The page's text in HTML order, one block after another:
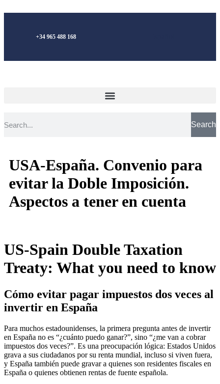
+34 965 488 168
Search
USA-España. Convenio para
evitar la Doble Imposición.
Aspectos a tener en cuenta
US-Spain Double Taxation
Treaty: What you need to know
Cómo evitar pagar impuestos dos veces al
invertir en España
Para muchos estadounidenses, la primera pregunta antes de invertir
en España no es “¿cuánto puedo ganar?”, sino “¿me van a cobrar
impuestos dos veces?”. Es una preocupación lógica: Estados Unidos
grava a sus ciudadanos por su renta mundial, incluso si viven fuera,
y España también puede gravar a quienes son residentes fiscales en
España o quienes obtienen rentas de fuente española.